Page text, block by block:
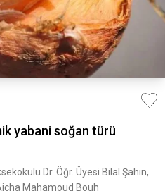
yabani soğan türü
Dr. Öğr. Üyesi Bilal Şahin,
Mahamoud Bouh